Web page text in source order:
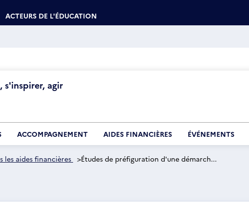
ACTEURS DE L'ÉDUCATION
s'inspirer, agir
ACCOMPAGNEMENT AIDES FINANCIÈRES ÉVÉNEMENTS
les aides financières >Études de préfiguration d'une démarch...